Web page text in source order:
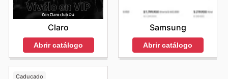
Claro
Abrir catálogo
Samsung
Abrir catálogo
Caducado